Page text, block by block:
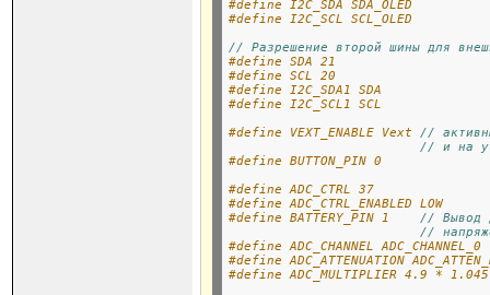
#define I2C_SDA SDA_OLED
#define I2C_SCL SCL_OLED
// Разрешение второй шины для
#define SDA 21
#define SCL 20
#define I2C_SDA1 SDA
#define I2C_SCL1 SCL
#define VEXT_ENABLE Vext //
// и на
#define BUTTON_PIN 0
#define ADC_CTRL 37
#define ADC_CTRL_ENABLED LOW
#define BATTERY_PIN 1 // Вывод
//
#define ADC_CHANNEL ADC_CHANNEL_0
#define ADC_ATTENUATION
#define ADC_MULTIPLIER 4.9 * 1.045